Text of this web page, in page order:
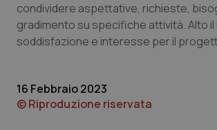
Umbria
Valle D’Aosta
Veneto
Oftalmologia
Oncodermatologia
Oncoematologia
condividere aspettative, richieste,
gradimento su specifiche attività. Alto il
soddisfazione e interesse per il
16 Febbraio 2023
© Riproduzione riservata